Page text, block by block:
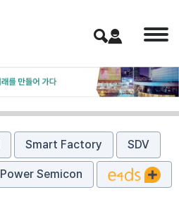
Smart Factory SDV
Power Semicon